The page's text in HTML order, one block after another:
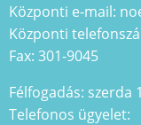
Központi e-mail:
Központi
Fax: 301-9045
Félfogadás: szerda
Telefonos ügyelet: